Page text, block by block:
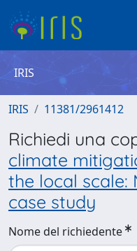
IRIS
IRIS 11381/2961412
Richiedi una
climate
the local scale:
case study
Nome del richiedente